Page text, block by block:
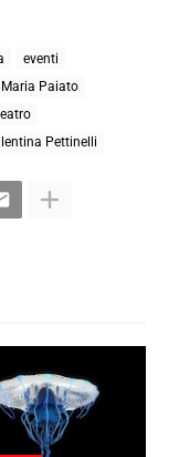
eventi
Maria Paiato
Pettinelli